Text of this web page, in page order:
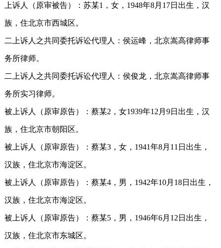
上诉人（原审被告）：苏某1，女，1948年8月17日出生，汉
族，住北京市西城区。
二上诉人之共同委托诉讼代理人：侯运峰，北京嵩高律师事
务所律师。
二上诉人之共同委托诉讼代理人：侯俊龙，北京嵩高律师事
务所实习律师。
被上诉人（原审原告）：蔡某2，女1939年12月9日出生，汉
族，住北京市朝阳区。
被上诉人（原审原告）：蔡某3，女，1941年8月11日出生，
汉族，住北京市海淀区。
被上诉人（原审原告）：蔡某4，男，1942年10月18日出生，
汉族，住北京市海淀区。
被上诉人（原审原告）：蔡某5，男，1946年6月12日出生，
汉族，住北京市东城区。